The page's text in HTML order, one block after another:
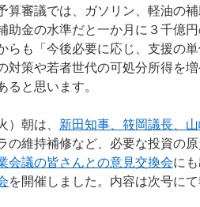
審議では、ガソリン、軽油の
助金の水準だと一か月に３千億
らも「今後必要に応じ、支援の
対策や若者世代の可処分所得を
ると思います。
朝は、 新田知事、筱岡議長、
の維持補修など、必要な投資の
会議の皆さんとの意見交換会に
を開催しました。内容は次号にて